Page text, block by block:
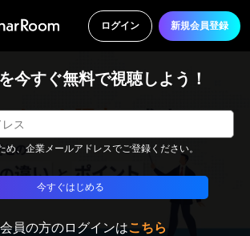
ログイン 新規会員登録
今すぐ無料で視聴しよう！
め、企業メールアドレスでご登録ください。
今すぐはじめる
員の方のログインはこちら